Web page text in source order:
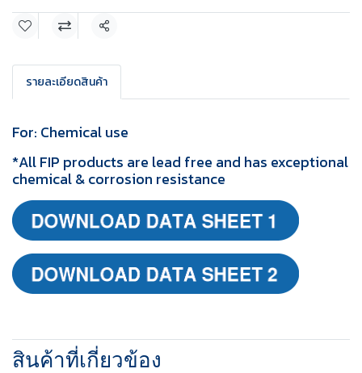
แชร์
รายละเอียดสินค้า
For: Chemical use
*All FIP products are lead free and has exceptional
chemical & corrosion resistance
สินค้าที่เกี่ยวข้อง